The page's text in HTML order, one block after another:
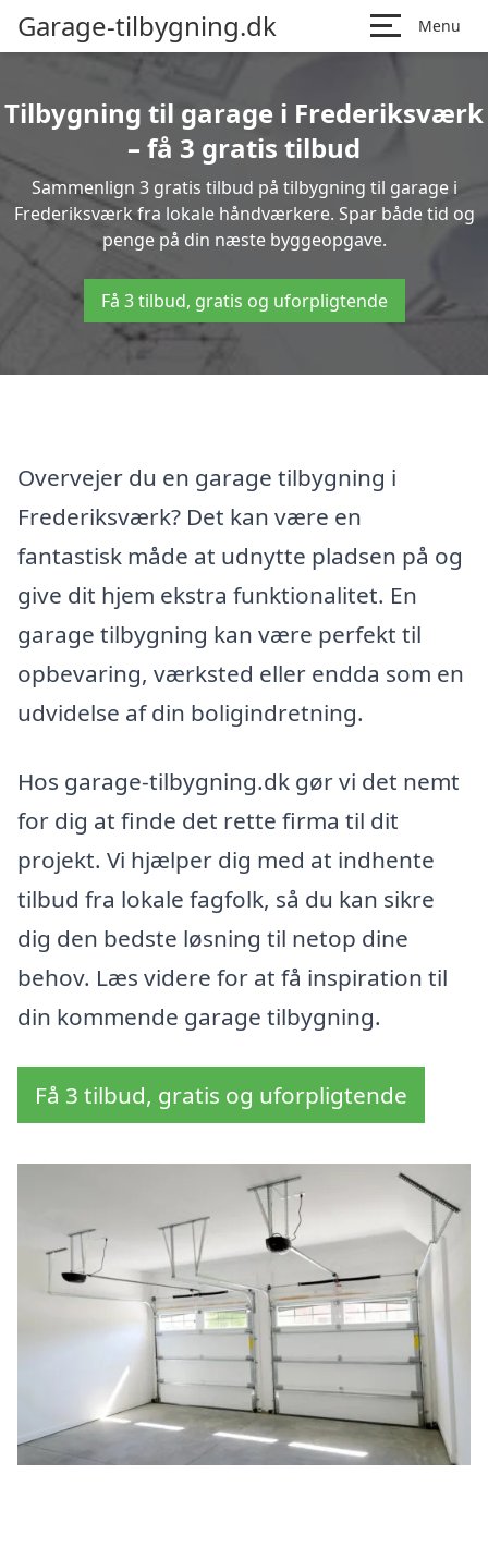
Garage-tilbygning.dk Menu
Tilbygning til garage i Frederiksværk
– få 3 gratis tilbud
Sammenlign 3 gratis tilbud på tilbygning til garage i
Frederiksværk fra lokale håndværkere. Spar både tid og
penge på din næste byggeopgave.
Få 3 tilbud, gratis og uforpligtende
Overvejer du en garage tilbygning i
Frederiksværk? Det kan være en
fantastisk måde at udnytte pladsen på og
give dit hjem ekstra funktionalitet. En
garage tilbygning kan være perfekt til
opbevaring, værksted eller endda som en
udvidelse af din boligindretning.
Hos garage-tilbygning.dk gør vi det nemt
for dig at finde det rette firma til dit
projekt. Vi hjælper dig med at indhente
tilbud fra lokale fagfolk, så du kan sikre
dig den bedste løsning til netop dine
behov. Læs videre for at få inspiration til
din kommende garage tilbygning.
Få 3 tilbud, gratis og uforpligtende